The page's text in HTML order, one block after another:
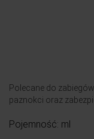
Polecane do
paznokci oraz
Pojemność: ml